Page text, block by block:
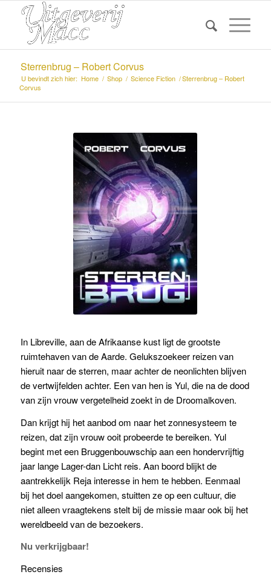
Sterrenbrug – Robert Corvus
U bevindt zich hier: Home / Shop / Science Fiction /Sterrenbrug – Robert
Corvus
In Libreville, aan de Afrikaanse kust ligt de grootste
ruimtehaven van de Aarde. Gelukszoekeer reizen van
hieruit naar de sterren, maar achter de neonlichten blijven
de vertwijfelden achter. Een van hen is Yul, die na de dood
van zijn vrouw vergetelheid zoekt in de Droomalkoven.
Dan krijgt hij het aanbod om naar het zonnesysteem te
reizen, dat zijn vrouw ooit probeerde te bereiken. Yul
begint met een Bruggenbouwschip aan een hondervrijftig
jaar lange Lager-dan Licht reis. Aan boord blijkt de
aantrekkelijk Reja interesse in hem te hebben. Eenmaal
bij het doel aangekomen, stuitten ze op een cultuur, die
niet alleen vraagtekens stelt bij de missie maar ook bij het
wereldbeeld van de bezoekers.
Nu verkrijgbaar!
Recensies